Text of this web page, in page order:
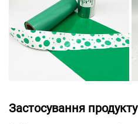
Застосування продукту